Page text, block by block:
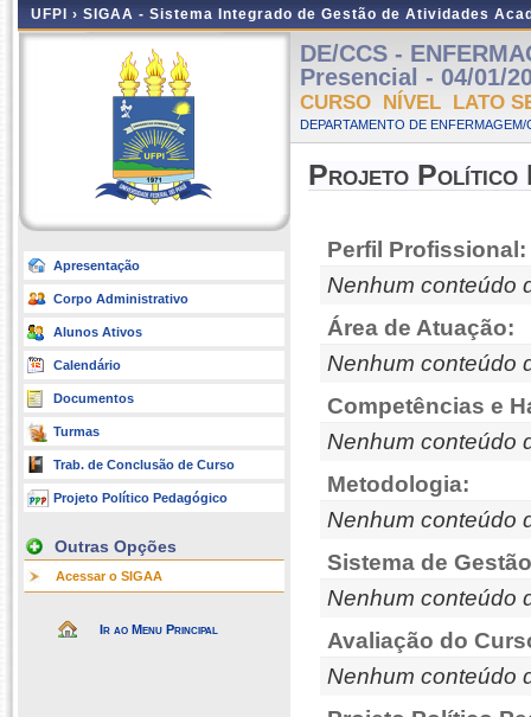
UFPI › SIGAA - Sistema Integrado de Gestão de Atividades
Apresentação
Corpo Administrativo
Alunos Ativos
Calendário
Documentos
Turmas
Trab. de Conclusão de Curso
Projeto Político Pedagógico
Outras Opções
Acessar o SIGAA
Ir ao Menu Principal
DE/CCS -
Presencial - 04/01/
CURSO NÍVEL LATO
DEPARTAMENTO DE
Projeto Político
Perfil Profissional:
Nenhum conteúdo
Área de Atuação:
Nenhum conteúdo
Competências e
Nenhum conteúdo
Metodologia:
Nenhum conteúdo
Sistema de
Nenhum conteúdo
Avaliação do
Nenhum conteúdo